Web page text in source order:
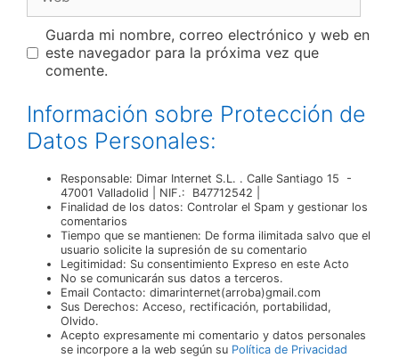
Guarda mi nombre, correo electrónico y web en
este navegador para la próxima vez que
comente.
Información sobre Protección de
Datos Personales:
Responsable: Dimar Internet S.L. . Calle Santiago 15 -
47001 Valladolid | NIF.: B47712542 |
Finalidad de los datos: Controlar el Spam y gestionar los
comentarios
Tiempo que se mantienen: De forma ilimitada salvo que el
usuario solicite la supresión de su comentario
Legitimidad: Su consentimiento Expreso en este Acto
No se comunicarán sus datos a terceros.
Email Contacto: dimarinternet(arroba)gmail.com
Sus Derechos: Acceso, rectificación, portabilidad,
Olvido.
Acepto expresamente mi comentario y datos personales
se incorpore a la web según su Política de Privacidad